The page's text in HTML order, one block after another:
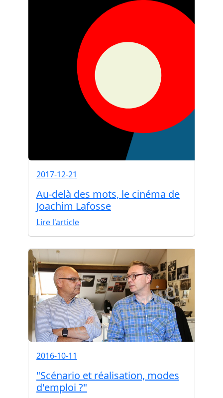
2017-12-21
Au-delà des mots, le cinéma de
Joachim Lafosse
Lire l'article
2016-10-11
"Scénario et réalisation, modes
d'emploi ?"